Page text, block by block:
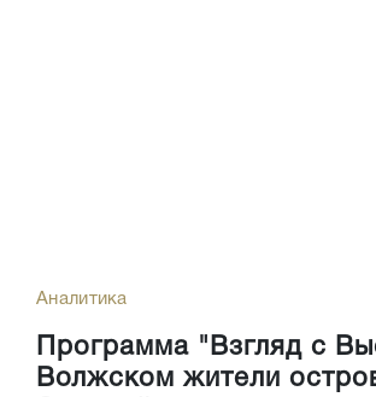
Аналитика
Программа "Взгляд с
Волжском жители